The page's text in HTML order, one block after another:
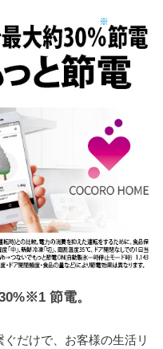
節電。
だけで、お客様の生活リ